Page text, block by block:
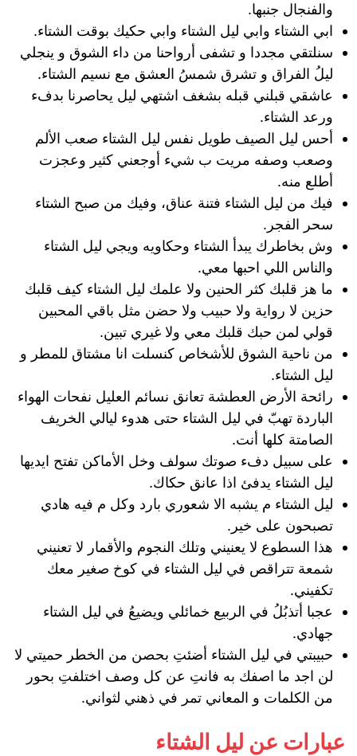
والفنجال جنبها.
ابي الشتاء وابي ليل الشتاء وابي حكيك بوقت الشتاء.
سنلتقي مجددا و تشفى أرواحنا من داء الشوق و ينجلي
ليلُ الفراق و تشرق شمسُ العشق مع نسيم الشتاء.
عاشقي قبلني قبله بشغف اشتهي ليل يحاصرنا بدفء
ورعد الشتاء.
أحس ليل الصيف طويل نفس ليل الشتاء صعب الألم
وصعب وصفه مريت ب شيء أوجعني كثير وعجزت
أطلع منه.
فيك من ليل الشتاء فتنة عناق، وفيك من صبح الشتاء
سحر الفجر.
وش بخاطرك يبدأ الشتاء وحكاويه ويجي ليل الشتاء
والناس اللي احبها معي.
ما هز قلبك كثر الحنين ولا علمك ليل الشتاء كيف قلبك
حزين لا رواية ولا حبيب ولا حضن مثل باقي المحبين
قولي لمن حبك قلبك معي ولا غيري تبين.
من ناحية الشوق للأشخاص كنسلت انا مشتاق للمطر و
ليل الشتاء.
رائحة الأرض العطشة تعانق نسائم العليل نفحات الهواء
الباردة تهبّ في ليل الشتاء حتى هدوء ليالي الخريف
الصامتة كلها أنت.
على سبيل دفء صوتك سولف وخل الأماكن تفتح ايديها
ليل الشتاء يدفئ اذا عانق حكاك.
ليل الشتاء م يشبه الا شعوري بارد وكل م فيه هادي
تصبحون على خير.
هذا السطوع لا يعنيني وتلك النجوم والأقمار لا تعنيني
شمعة تتراقص في ليل الشتاء في كوخ صغير معك
تكفيني.
عجبا أتذبُلُ في الربيع خمائلي ويضيعُ في ليل الشتاء
جهادي.
حبيبتي في ليل الشتاء أضئتِ بحصن من الخطر حميتي لا
لن اجد ما اصفك به فانتِ عن كل وصف اختلفتِ بحور
من الكلمات و المعاني تمر في ذهني لثواني.
عبارات عن ليل الشتاء